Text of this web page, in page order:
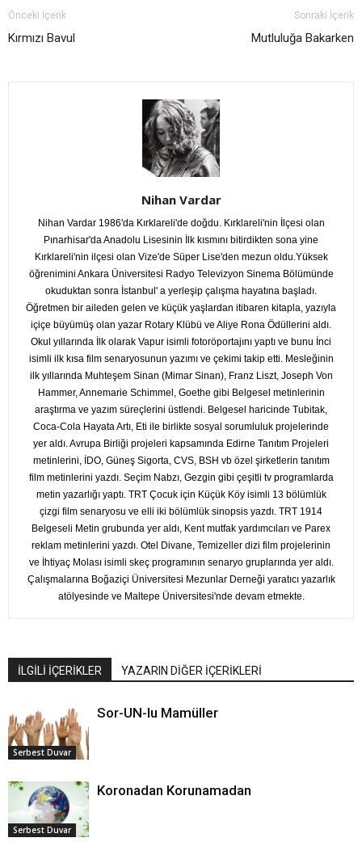
Önceki İçerik
Kırmızı Bavul
Sonraki İçerik
Mutluluğa Bakarken
Nihan Vardar
Nihan Vardar 1986'da Kırklareli'de doğdu. Kırklareli'nin İlçesi olan
Pınarhisar'da Anadolu Lisesinin İlk kısmını bitirdikten sona yine
Kırklareli'nin ilçesi olan Vize'de Süper Lise'den mezun oldu.Yüksek
öğrenimini Ankara Üniversitesi Radyo Televizyon Sinema Bölümünde
okuduktan sonra İstanbul' a yerleşip çalışma hayatına başladı.
Öğretmen bir aileden gelen ve küçük yaşlardan itibaren kitapla, yazıyla
içiçe büyümüş olan yazar Rotary Klübü ve Aliye Rona Ödüllerini aldı.
Okul yıllarında İlk olarak Vapur isimli fotoröportajını yaptı ve bunu İnci
isimli ilk kısa film senaryosunun yazımı ve çekimi takip etti. Mesleğinin
ilk yıllarında Muhteşem Sinan (Mimar Sinan), Franz Liszt, Joseph Von
Hammer, Annemarie Schimmel, Goethe gibi Belgesel metinlerinin
araştırma ve yazım süreçlerini üstlendi. Belgesel haricinde Tubitak,
Coca-Cola Hayata Artı, Eti ile birlikte sosyal sorumluluk projelerinde
yer aldı. Avrupa Birliği projeleri kapsamında Edirne Tanıtım Projeleri
metinlerini, İDO, Güneş Sigorta, CVS, BSH vb özel şirketlerin tanıtım
film metinlerini yazdı. Seçim Nabzı, Gezgin gibi çeşitli tv programlarda
metin yazarlığı yaptı. TRT Çocuk için Küçük Köy isimli 13 bölümlük
çizgi film senaryosu ve elli iki bölümlük sinopsis yazdı. TRT 1914
Belgeseli Metin grubunda yer aldı, Kent mutfak yardımcıları ve Parex
reklam metinlerini yazdı. Otel Divane, Temizeller dizi film projelerinin
ve İhtiyaç Molası isimli skeç programının senaryo gruplarında yer aldı.
Çalışmalarına Boğaziçi Üniversitesi Mezunlar Derneği yaratıcı yazarlık
atölyesinde ve Maltepe Üniversitesi'nde devam etmekte.
İLGİLİ İÇERİKLER YAZARIN DİĞER İÇERİKLERİ
Serbest Duvar
Sor-UN-lu Mamüller
Serbest Duvar
Koronadan Korunamadan